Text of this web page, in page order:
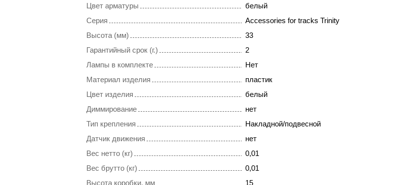
Цвет арматуры
белый
Серия
Accessories for tracks Trinity
Высота (мм)
33
Гарантийный срок (г.)
2
Лампы в комплекте
Нет
Материал изделия
пластик
Цвет изделия
белый
Диммирование
нет
Тип крепления
Накладной/подвесной
Датчик движения
нет
Вес нетто (кг)
0,01
Вес брутто (кг)
0,01
Высота коробки, мм
15